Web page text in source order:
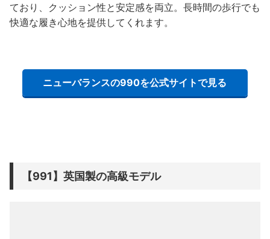
ており、クッション性と安定感を両立。長時間の歩行でも
快適な履き心地を提供してくれます。
ニューバランスの990を公式サイトで見る
【991】英国製の高級モデル